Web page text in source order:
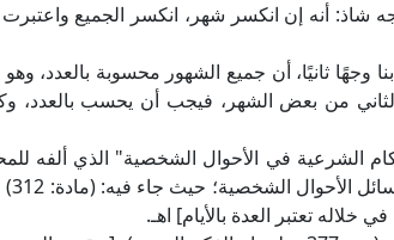
في "روضة الطالبين" (8/ 399): [ولنا وجه شاذ: أنه إن انكسر شهر، انكسر الجميع
"المغني" (8/ 105): [وخرّج أصحابنا وجهًا ثانيًا، أن جميع الشهور محسوبة بالعدد،
الثاني من بعض الشهر، فيجب أن يحسب بالعدد،
الشرعية في الأحوال الشخصية" الذي ألفه
المصرية جامعًا فيه
تعتبر العدة بالأيام] اهـ.